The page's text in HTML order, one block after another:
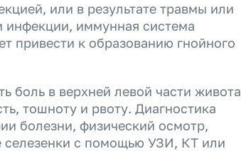
или в результате травмы или
инфекции, иммунная система
привести к образованию гнойного
боль в верхней левой части живота
тошноту и рвоту. Диагностика
болезни, физический осмотр,
селезенки с помощью УЗИ, КТ или